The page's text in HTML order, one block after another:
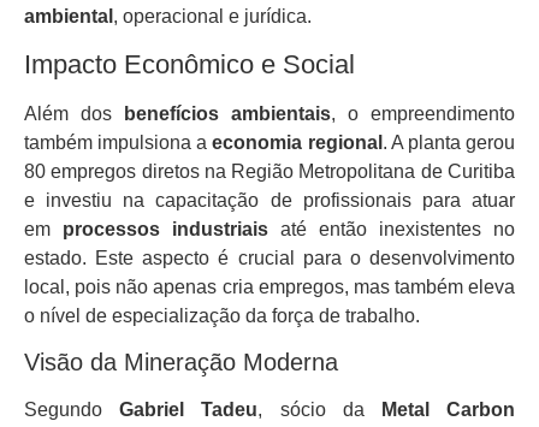
ambiental , operacional e jurídica.
Impacto Econômico e Social
Além dos benefícios ambientais, o empreendimento
também impulsiona aeconomia regional . A planta gerou
80 empregos diretos na Região Metropolitana de Curitiba
e investiu na capacitação de profissionais para atuar
em processos industriais até então inexistentes no
estado. Este aspecto é crucial para o desenvolvimento
local, pois não apenas cria empregos, mas também eleva
o nível de especialização da força de trabalho.
Visão da Mineração Moderna
SegundoGabriel Tadeu, sócio da Metal Carbon